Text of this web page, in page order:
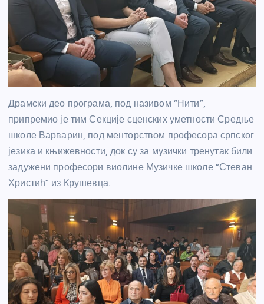
Драмски део програма, под називом “Нити”,
припремио је тим Секције сценских уметности Средње
школе Варварин, под менторством професора српског
језика и књижевности, док су за музички тренутак били
задужени професори виолине Музичке школе “Стеван
Христић” из Крушевца.